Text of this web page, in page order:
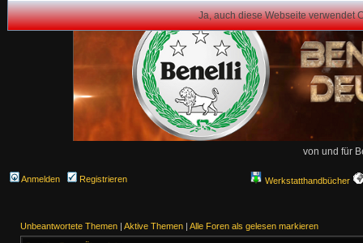
Ja, auch diese Webseite verwendet
von und für
Anmelden Registrieren Werkstatthandbücher
Unbeantwortete Themen | Aktive Themen | Alle Foren als gelesen markieren